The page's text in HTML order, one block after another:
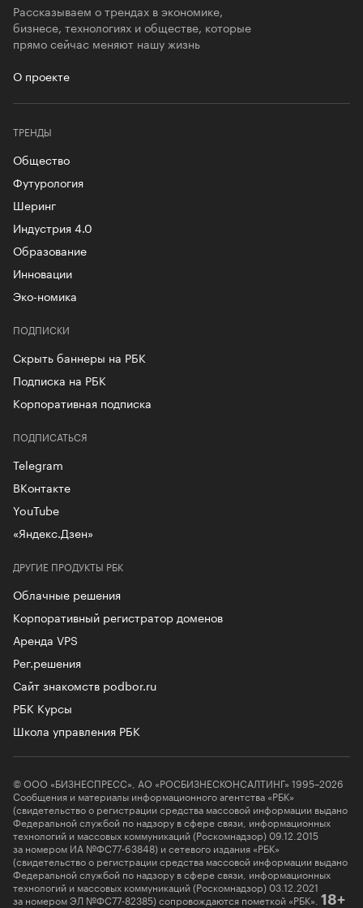
Рассказываем о трендах в экономике,
бизнесе, технологиях и обществе, которые
прямо сейчас меняют нашу жизнь
О проекте
ТРЕНДЫ
Общество
Футурология
Шеринг
Индустрия 4.0
Образование
Инновации
Эко-номика
ПОДПИСКИ
Скрыть баннеры на РБК
Подписка на РБК
Корпоративная подписка
ДРУГИЕ ПРОДУКТЫ РБК
Облачные решения
Корпоративный регистратор доменов
Аренда VPS
Рег.решения
Сайт знакомств podbor.ru
РБК Курсы
Школа управления РБК
ПОДПИСАТЬСЯ
Telegram
ВКонтакте
YouTube
«Яндекс.Дзен»
© ООО «БИЗНЕСПРЕСС», АО «РОСБИЗНЕСКОНСАЛТИНГ» 1995–2026
Сообщения и материалы информационного агентства «РБК»
(свидетельство о регистрации средства массовой информации выдано
Федеральной службой по надзору в сфере связи, информационных
технологий и массовых коммуникаций (Роскомнадзор) 09.12.2015
за номером ИА №ФС77-63848) и сетевого издания «РБК»
(свидетельство о регистрации средства массовой информации выдано
Федеральной службой по надзору в сфере связи, информационных
технологий и массовых коммуникаций (Роскомнадзор) 03.12.2021
за номером ЭЛ №ФС77-82385) сопровождаются пометкой «РБК». 18+